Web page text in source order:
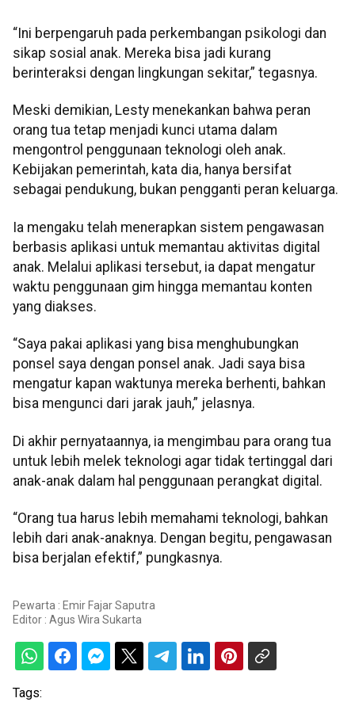
“Ini berpengaruh pada perkembangan psikologi dan
sikap sosial anak. Mereka bisa jadi kurang
berinteraksi dengan lingkungan sekitar,” tegasnya.
Meski demikian, Lesty menekankan bahwa peran
orang tua tetap menjadi kunci utama dalam
mengontrol penggunaan teknologi oleh anak.
Kebijakan pemerintah, kata dia, hanya bersifat
sebagai pendukung, bukan pengganti peran keluarga.
Ia mengaku telah menerapkan sistem pengawasan
berbasis aplikasi untuk memantau aktivitas digital
anak. Melalui aplikasi tersebut, ia dapat mengatur
waktu penggunaan gim hingga memantau konten
yang diakses.
“Saya pakai aplikasi yang bisa menghubungkan
ponsel saya dengan ponsel anak. Jadi saya bisa
mengatur kapan waktunya mereka berhenti, bahkan
bisa mengunci dari jarak jauh,” jelasnya.
Di akhir pernyataannya, ia mengimbau para orang tua
untuk lebih melek teknologi agar tidak tertinggal dari
anak-anak dalam hal penggunaan perangkat digital.
“Orang tua harus lebih memahami teknologi, bahkan
lebih dari anak-anaknya. Dengan begitu, pengawasan
bisa berjalan efektif,” pungkasnya.
Pewarta : Emir Fajar Saputra
Editor : Agus Wira Sukarta
Tags: